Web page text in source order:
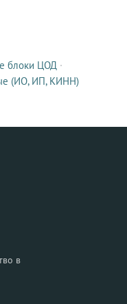
блоки ЦОД ·
(ИО, ИП, КИНН)
в